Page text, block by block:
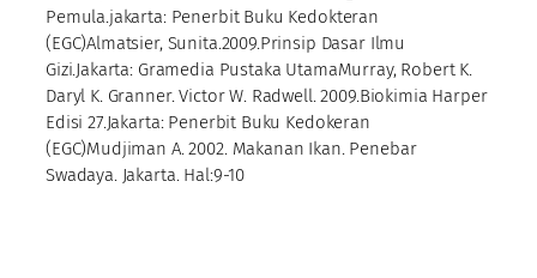
Pemula.jakarta: Penerbit Buku Kedokteran
(EGC)Almatsier, Sunita.2009.Prinsip Dasar Ilmu
Gizi.Jakarta: Gramedia Pustaka UtamaMurray, Robert K.
Daryl K. Granner. Victor W. Radwell. 2009.Biokimia Harper
Edisi 27.Jakarta: Penerbit Buku Kedokeran
(EGC)Mudjiman A. 2002. Makanan Ikan. Penebar
Swadaya. Jakarta. Hal:9-10